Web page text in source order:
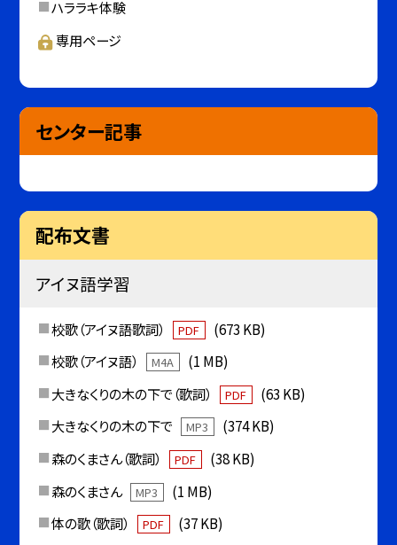
ハララキ体験
専用ページ
センター記事
配布文書
アイヌ語学習
校歌（アイヌ語歌詞） PDF
(673 KB)
校歌（アイヌ語）
M4A
(1 MB)
大きなくりの木の下で（歌詞）
PDF
(63 KB)
大きなくりの木の下で
MP3
(374 KB)
森のくまさん（歌詞）
PDF
(38 KB)
森のくまさん
MP3
(1 MB)
体の歌（歌詞）
PDF
(37 KB)